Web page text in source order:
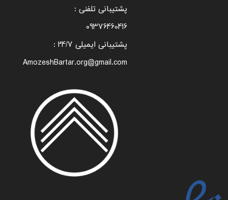
پشتیبانی تلفنی :
09376460416
پشتیبانی ایمیلی 24/7 :
AmozeshBartar.org@gmail.com